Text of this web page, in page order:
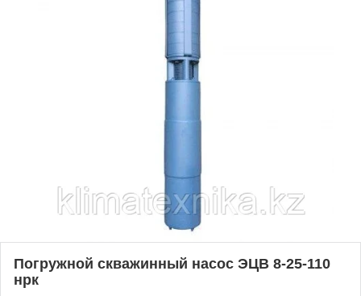
Погружной скважинный насос ЭЦВ 8-25-110
нрк